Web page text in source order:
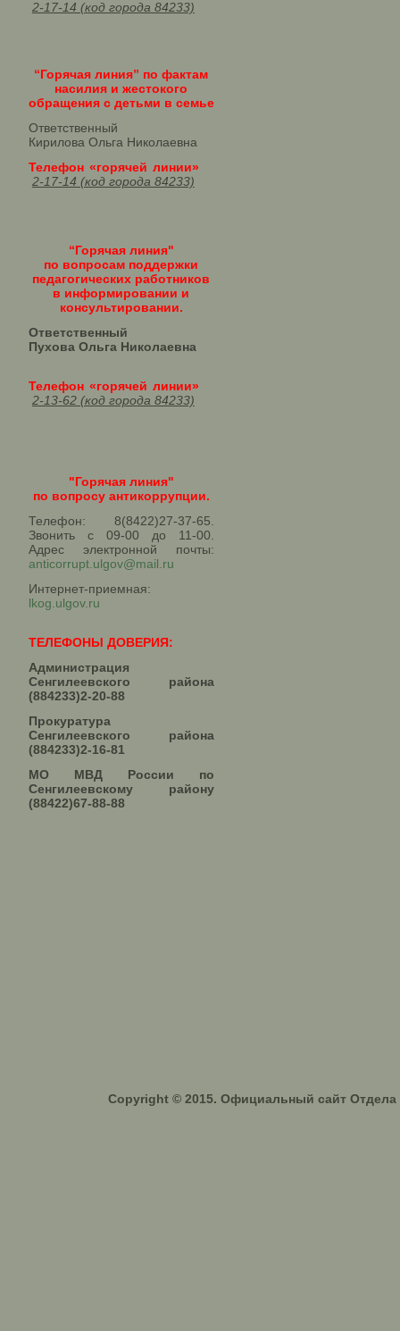
2-17-14 (код города 84233)
“Горячая линия” по фактам
насилия и жестокого
обращения с детьми в семье
Ответственный
Кирилова Ольга Николаевна
Телефон «горячей линии»
2-17-14 (код города 84233)
“Горячая линия"
по вопросам поддержки
педагогических работников
в информировании и
консультировании.
Ответственный
Пухова Ольга Николаевна
Телефон «горячей линии»
2-13-62 (код города 84233)
"Горячая линия"
по вопросу антикоррупции.
Телефон: 8(8422)27-37-65.
Звонить с 09-00 до 11-00.
Адрес электронной почты:
anticorrupt.ulgov@mail.ru
Интернет-приемная:
lkog.ulgov.ru
ТЕЛЕФОНЫ ДОВЕРИЯ:
Администрация
Сенгилеевского района
(884233)2-20-88
Прокуратура
Сенгилеевского района
(884233)2-16-81
МО МВД России по
Сенгилеевскому району
(88422)67-88-88
Copyright © 2015. Официальный сайт